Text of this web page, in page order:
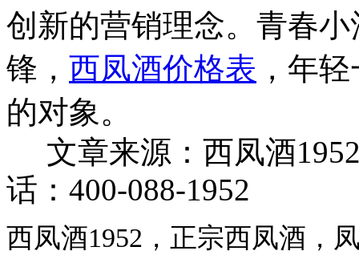
创新的营销理念。青春
锋， 西凤酒价格表 ，年
的对象。
文章来源：西凤酒
话：400-088-1952
西凤酒1952，正宗西凤酒